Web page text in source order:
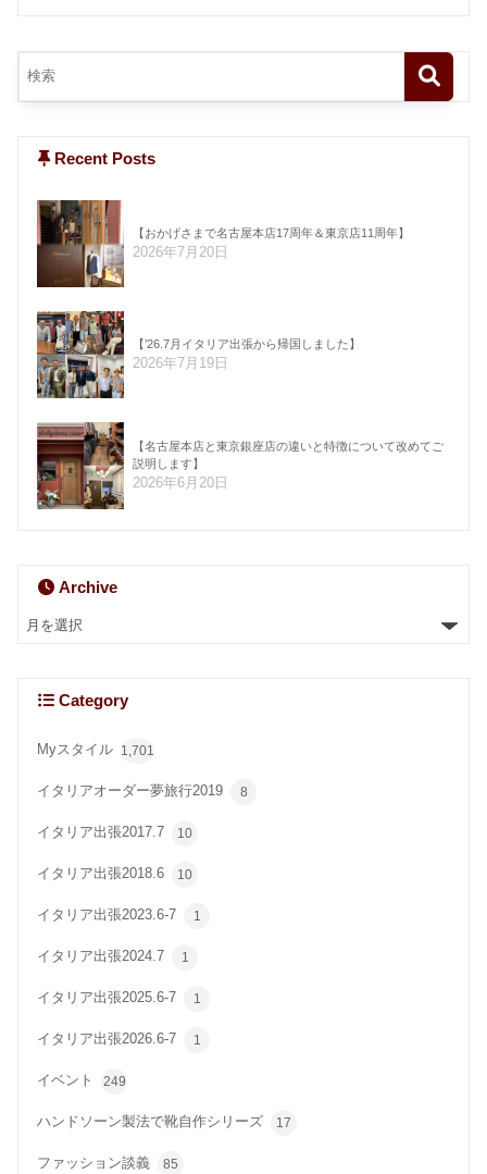
Recent Posts
【おかげさまで名古屋本店17周年＆東京店11周年】
2026年7月20日
【’26.7月イタリア出張から帰国しました】
2026年7月19日
【名古屋本店と東京銀座店の違いと特徴について改めてご
説明します】
2026年6月20日
Archive
Category
Myスタイル 1,701
イタリアオーダー夢旅行2019 8
イタリア出張2017.7 10
イタリア出張2018.6 10
イタリア出張2023.6-7 1
イタリア出張2024.7 1
イタリア出張2025.6-7 1
イタリア出張2026.6-7 1
イベント 249
ハンドソーン製法で靴自作シリーズ 17
ファッション談義 85